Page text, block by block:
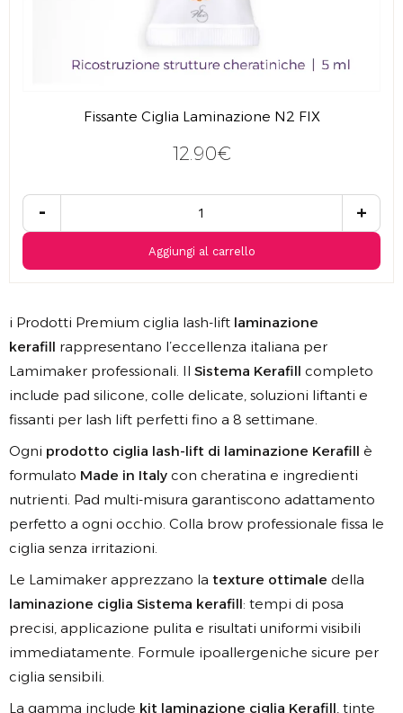
Fissante Ciglia Laminazione N2 FIX
12.90€
- +
Aggiungi al carrello
i Prodotti Premium ciglia lash-lift laminazione
kerafill rappresentano l’eccellenza italiana per
Lamimaker professionali. Il Sistema Kerafill completo
include pad silicone, colle delicate, soluzioni liftanti e
fissanti per lash lift perfetti fino a 8 settimane.
Ogni prodotto ciglia lash-lift di laminazione Kerafill è
formulato Made in Italy con cheratina e ingredienti
nutrienti. Pad multi-misura garantiscono adattamento
perfetto a ogni occhio. Colla brow professionale fissa le
ciglia senza irritazioni.
Le Lamimaker apprezzano la texture ottimale della
laminazione ciglia Sistema kerafill: tempi di posa
precisi, applicazione pulita e risultati uniformi visibili
immediatamente. Formule ipoallergeniche sicure per
ciglia sensibili.
La gamma include kit laminazione ciglia Kerafill, tinte